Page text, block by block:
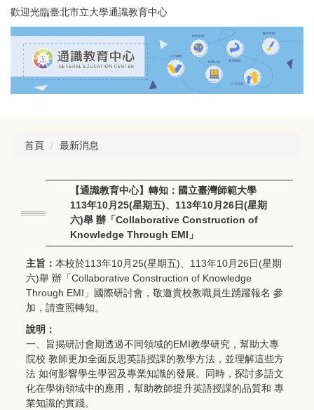
跳
到
主
歡迎光臨臺北市立大學通識教育中心
首頁 最新消息
【通識教育中心】轉知：國立臺灣師範大學
113年10月25(星期五)、113年10月26日(星期
六)舉 辦「Collaborative Construction of
Knowledge Through EMI」
主旨： 本校於113年10月25(星期五)、113年10月26日(星期
六)舉 辦「Collaborative Construction of Knowledge
Through EMI」國際研討會，敬邀貴校教職員生踴躍報名 參
加，請查照轉知。
說明：
一、旨揭研討會期透過不同領域的EMI教學研究，幫助大專
院校 教師更加全面反思英語授課的教學方法，並理解這些方
法 如何影響學生學習及專業知識的發展。同時，探討多語文
化在學術領域中的應用，幫助教師提升英語授課的品質和 專
業知識的實踐。